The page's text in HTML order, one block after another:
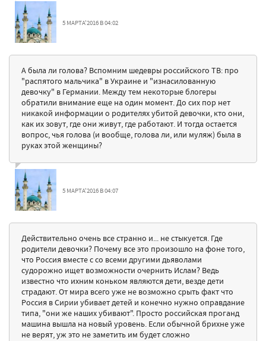
5 МАРТА'2016 В 04:02
А была ли голова? Вспомним шедевры российского ТВ: про
"распятого мальчика" в Украине и "изнасилованную
девочку" в Германии. Между тем некоторые блогеры
обратили внимание еще на один момент. До сих пор нет
никакой информации о родителях убитой девочки, кто они,
как их зовут, где они живут, где работают. И тогда остается
вопрос, чья голова (и вообще, голова ли, или муляж) была в
руках этой женщины?
5 МАРТА'2016 В 04:07
Действительно очень все странно и... не стыкуется. Где
родители девочки? Почему все это произошло на фоне того,
что Россия вместе с со всеми другими дьяволами
судорожно ищет возможности очернить Ислам? Ведь
известно что ихним коньком являются дети, везде дети
страдают. От мира всего уже не возможно срыть факт что
Россия в Сирии убивает детей и конечно нужно оправдание
типа, "они же наших убивают". Просто российская проганд
машина вышла на новый уровень. Если обычной брихне уже
не верят, уж это не заметить им будет сложно